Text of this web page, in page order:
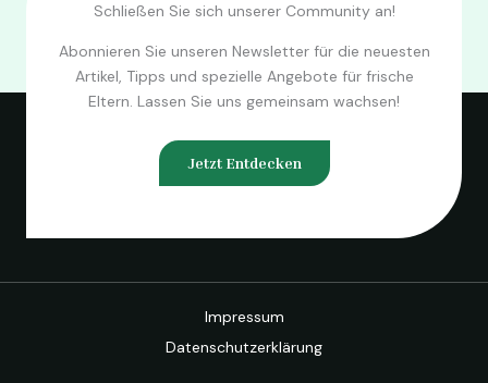
Schließen Sie sich unserer Community an!
Abonnieren Sie unseren Newsletter für die neuesten
Artikel, Tipps und spezielle Angebote für frische
Eltern. Lassen Sie uns gemeinsam wachsen!
Jetzt Entdecken
Impressum
Datenschutzerklärung